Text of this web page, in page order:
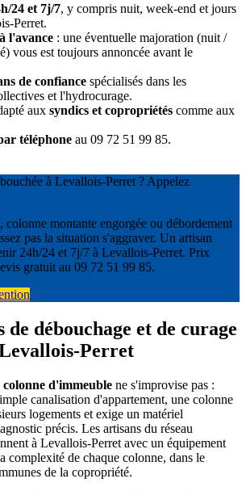
24 et 7j/7, y compris nuit, week-end et jours
Perret.
l'avance : une éventuelle majoration (nuit /
vous est toujours annoncée avant le
de confiance spécialisés dans les
et l'hydrocurage.
aux syndics et copropriétés comme aux
téléphone au 09 72 51 99 85.
à Levallois-Perret ? Appelez
montante engorgée ou débordement
pas la situation s'aggraver. Un artisan
24h/24 et 7j/7 à Levallois-Perret. Prix
gratuit au 09 72 51 99 85.
de débouchage et de curage
Perret
colonne d'immeuble ne s'improvise pas :
canalisation d'appartement, une colonne
logements et exige un matériel
précis. Les artisans du réseau
à Levallois-Perret avec un équipement
complexité de chaque colonne, dans le
de la copropriété.